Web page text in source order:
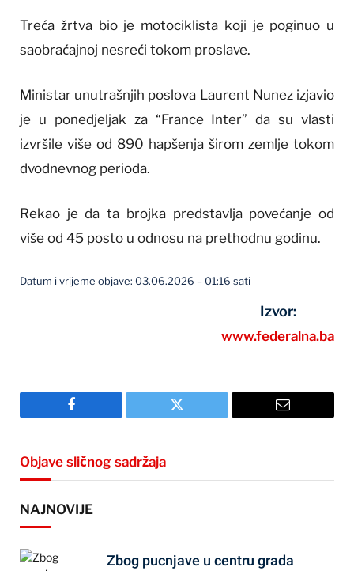
Treća žrtva bio je motociklista koji je poginuo u
saobraćajnoj nesreći tokom proslave.
Ministar unutrašnjih poslova Laurent Nunez izjavio
je u ponedjeljak za “France Inter” da su vlasti
izvršile više od 890 hapšenja širom zemlje tokom
dvodnevnog perioda.
Rekao je da ta brojka predstavlja povećanje od
više od 45 posto u odnosu na prethodnu godinu.
Datum i vrijeme objave: 03.06.2026 – 01:16 sati
Izvor:
www.federalna.ba
Facebook Twitter Email
Objave sličnog sadržaja
NAJNOVIJE
Zbog pucnjave u centru grada